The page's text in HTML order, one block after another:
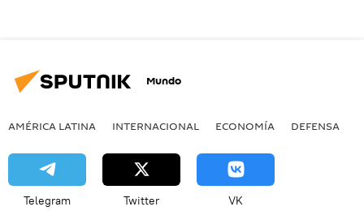
Mundo
AMÉRICA LATINA INTERNACIONAL ECONOMÍA DEFENSA
Telegram Twitter VK